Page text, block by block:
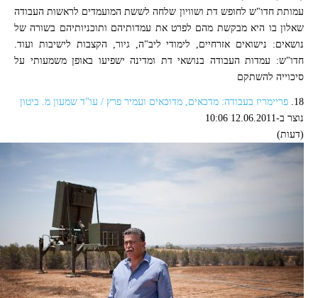
עמותת חדו"ש לחופש דת ושוויון שלחה לששת המועמדים לראשות העבודה
שאלון בו היא מבקשת מהם לפרט את עמדותיהם ותוכניותיהם בשורה של
נושאים: נישואים אזרחיים, לימודי ליב"ה, גיור, הקצבות לישיבות ועוד.
חדו"ש: עמדות העבודה בנושאי דת ומדינה ישפיעו באופן משמעותי על
סיכוייה להשתקם
18. פריימריז בעבודה: מדכאים, מדוכאים ועמיר פרץ / עו"ד שמעון מ. ביטון
נוצר ב-12.06.2011 10:06
(דעות)